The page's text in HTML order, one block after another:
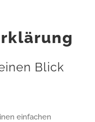
Blick
einfachen